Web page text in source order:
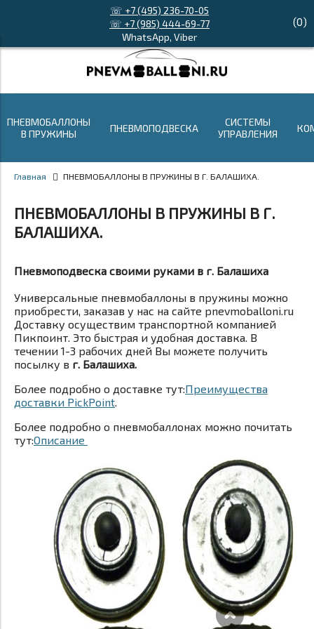
☏ +7 (495) 236-70-05
☏ +7 (985) 444-69-77
WhatsApp, Viber
(0)
ПНЕВМОБАЛЛОНЫ
В ПРУЖИНЫ
ПНЕВМОПОДВЕСКА
СИСТЕМЫ
УПРАВЛЕНИЯ
Главная ПНЕВМОБАЛЛОНЫ В ПРУЖИНЫ В Г. БАЛАШИХА.
ПНЕВМОБАЛЛОНЫ В ПРУЖИНЫ В Г.
БАЛАШИХА.
Пневмоподвеска своими руками в г. Балашиха
Универсальные пневмобаллоны в пружины можно
приобрести, заказав у нас на сайте pnevmoballoni.ru
Доставку осуществим транспортной компанией
Пикпоинт. Это быстрая и удобная доставка. В
течении 1-3 рабочих дней Вы можете получить
посылку в г. Балашиха.
Более подробно о доставке тут:Преимущества
доставки PickPoint.
Более подробно о пневмобаллонах можно почитать
тут:Описание